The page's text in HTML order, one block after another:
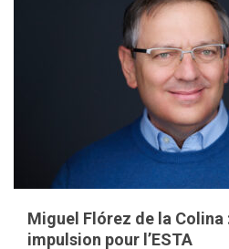
Miguel Flórez de la Colina
impulsion pour l’ESTA